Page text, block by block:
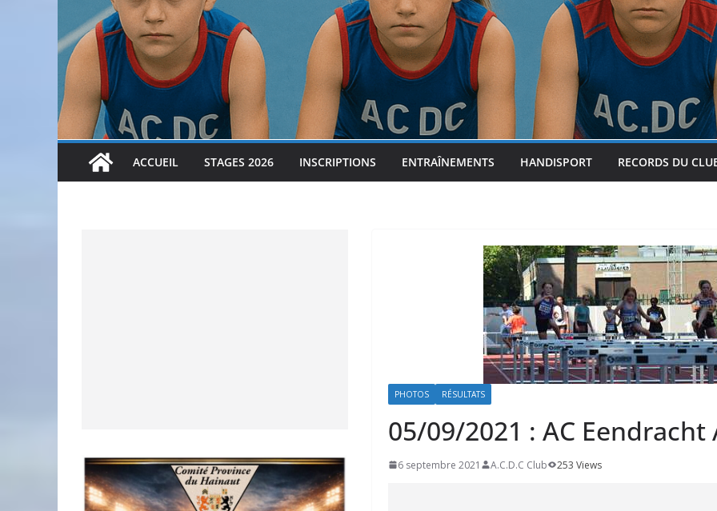
ACCUEIL STAGES 2026 INSCRIPTIONS ENTRAÎNEMENTS HANDISPORT RECORDS DU
PHOTOS RÉSULTATS
05/09/2021 : AC Eendracht
6 septembre 2021 A.C.D.C Club 253 Views